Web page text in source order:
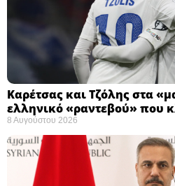
Καρέτσας και Τζόλης στα
ελληνικό «ραντεβού» που
8 Αυγούστου 2026